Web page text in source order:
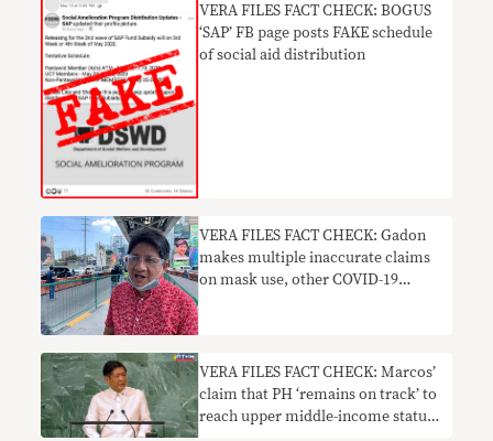
VERA FILES FACT CHECK: BOGUS
‘SAP’ FB page posts FAKE schedule
of social aid distribution
VERA FILES FACT CHECK: Gadon
makes multiple inaccurate claims
on mask use, other COVID-19
VERA FILES FACT CHECK: Marcos’
claim that PH ‘remains on track’ to
reach upper middle-income status